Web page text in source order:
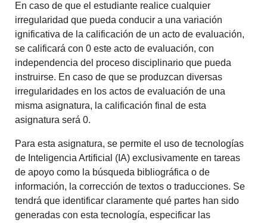
En caso de que el estudiante realice cualquier
irregularidad que pueda conducir a una variación
ignificativa de la calificación de un acto de evaluación,
se calificará con 0 este acto de evaluación, con
independencia del proceso disciplinario que pueda
instruirse. En caso de que se produzcan diversas
irregularidades en los actos de evaluación de una
misma asignatura, la calificación final de esta
asignatura será 0.
Para esta asignatura, se permite el uso de tecnologías
de Inteligencia Artificial ( IA) exclusivamente en tareas
de apoyo como la búsqueda bibliográfica o de
información, la corrección de textos o traducciones. Se
tendrá que identificar claramente qué partes han sido
generadas con esta tecnología, especificar las